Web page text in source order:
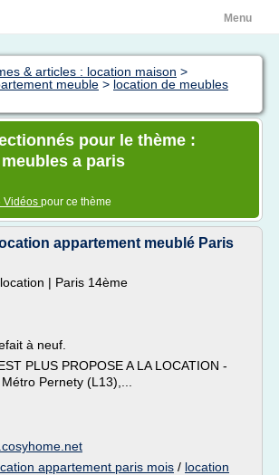
Menu
& articles : location maison >
meuble > location de meubles
pour le thème :
a paris
Vidéos pour ce thème
appartement meublé Paris
| Paris 14ème
à neuf.
PLUS PROPOSE A LA LOCATION -
Pernety (L13),...
appartement paris mois / location